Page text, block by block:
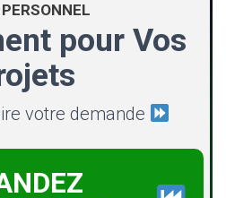
pour Vos
votre demande